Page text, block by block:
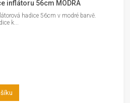
inflátoru 56cm MODRÁ
hadice 56cm v modré barvě.
k...